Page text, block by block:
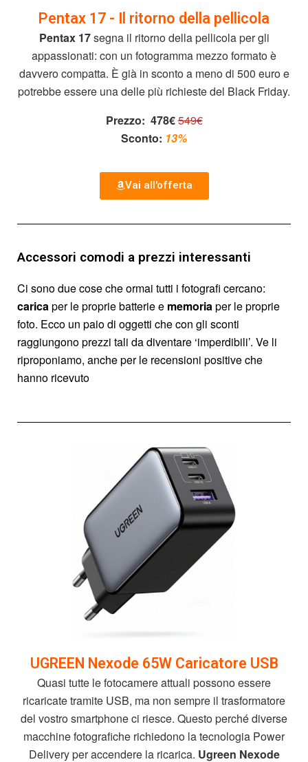
Pentax 17 - Il ritorno della pellicola
Pentax 17segna il ritorno della pellicola per gli
appassionati: con un fotogramma mezzo formato è
davvero compatta. È già in sconto a meno di 500 euro e
potrebbe essere una delle più richieste del Black Friday.
Prezzo: 478€549€
Sconto: 13%
Vai all'offerta
Accessori comodi a prezzi interessanti
Ci sono due cose che ormai tutti i fotografi cercano:
carica per le proprie batterie e memoria per le proprie
foto. Ecco un paio di oggetti che con gli sconti
raggiungono prezzi tali da diventare ‘imperdibili’. Ve li
riproponiamo, anche per le recensioni positive che
hanno ricevuto
UGREEN Nexode 65W Caricatore USB
Quasi tutte le fotocamere attuali possono essere
ricaricate tramite USB, ma non sempre il trasformatore
del vostro smartphone ci riesce. Questo perché diverse
macchine fotografiche richiedono la tecnologia Power
Delivery per accendere la ricarica. Ugreen Nexode